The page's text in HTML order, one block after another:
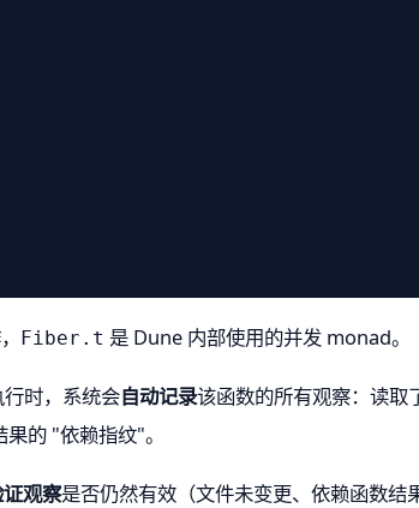
Fiber.t 是 Dune 内部使用的并发 monad。
时，系统会自动记录该函数的所有观察：读取
的 "依赖指纹"。
观察是否仍然有效（文件未变更、依赖函数结